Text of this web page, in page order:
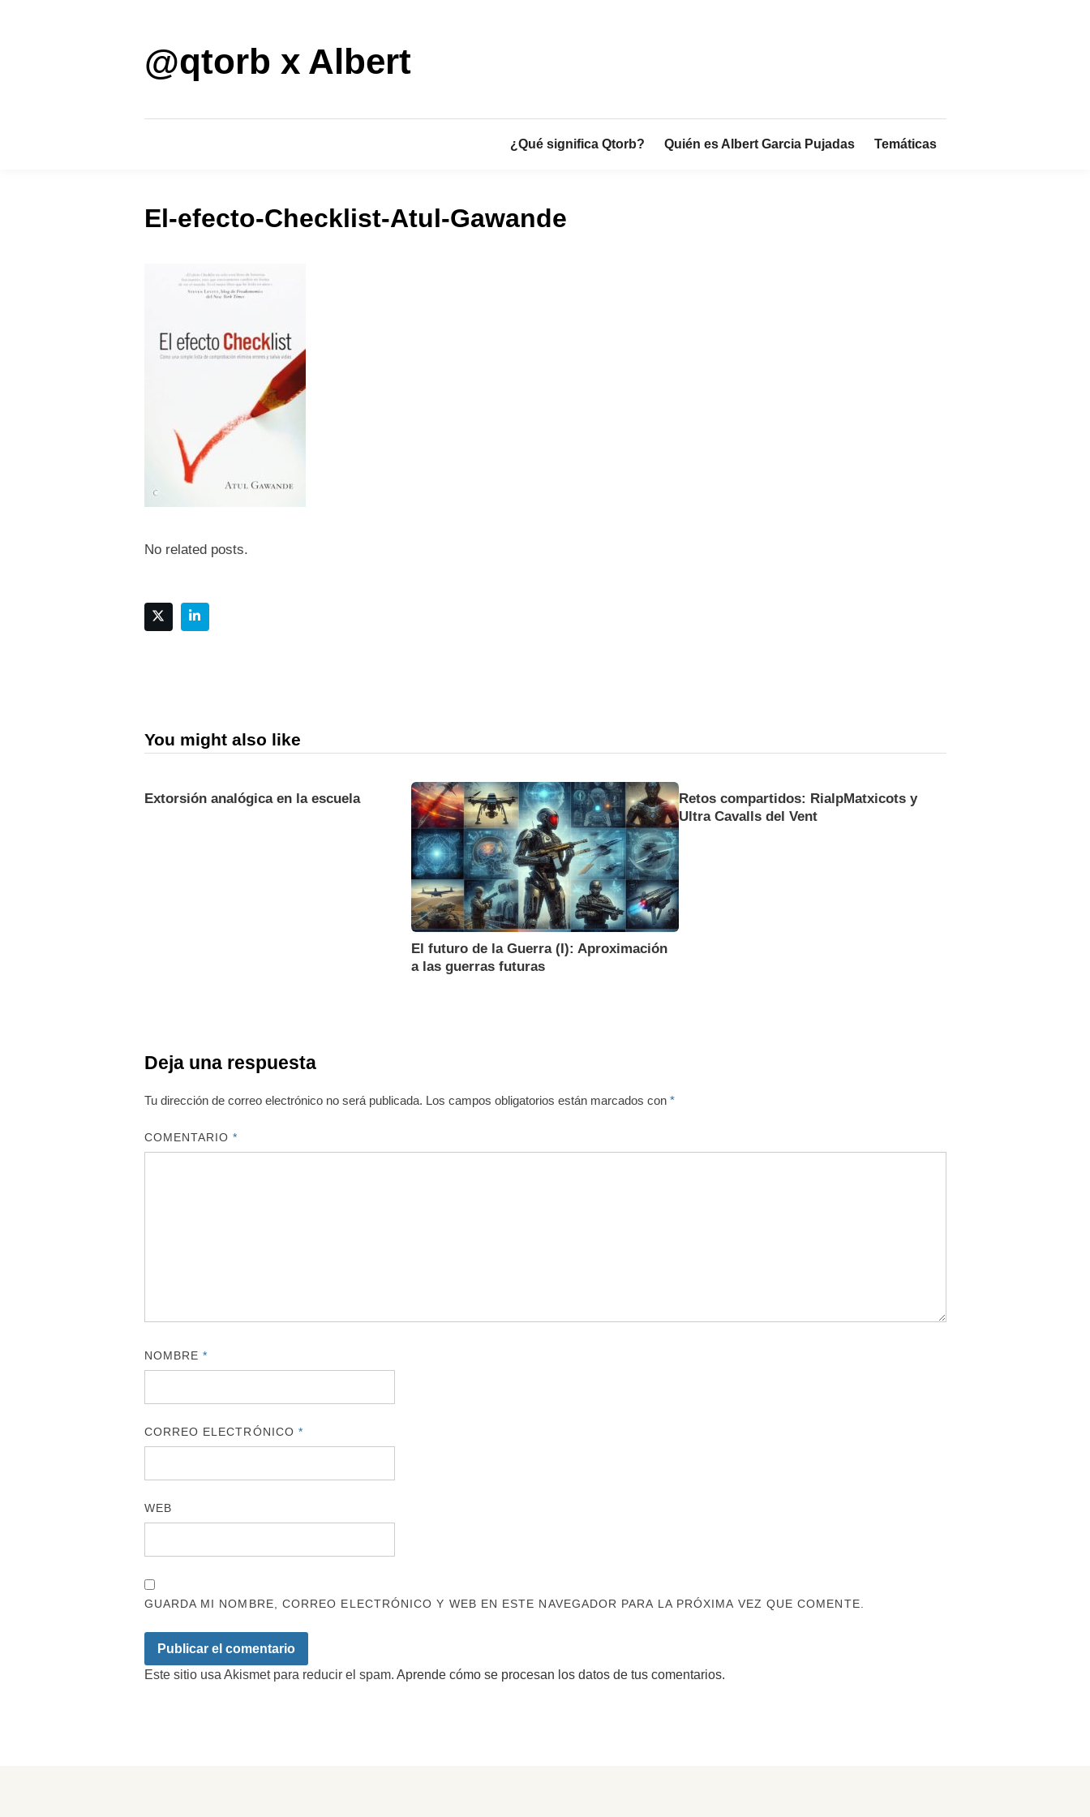
@qtorb x Albert
¿Qué significa Qtorb? Quién es Albert Garcia Pujadas Temáticas
El-efecto-Checklist-Atul-Gawande
No related posts.
You might also like
Extorsión analógica en la escuela
El futuro de la Guerra (I): Aproximación
a las guerras futuras
Retos compartidos: RialpMatxicots y
Ultra Cavalls del Vent
Deja una respuesta
Tu dirección de correo electrónico no será publicada. Los campos obligatorios están marcados con *
COMENTARIO*
NOMBRE*
CORREO ELECTRÓNICO *
WEB
GUARDA MI NOMBRE, CORREO ELECTRÓNICO Y WEB EN ESTE NAVEGADOR PARA LA PRÓXIMA VEZ QUE COMENTE.
Este sitio usa Akismet para reducir el spam. Aprende cómo se procesan los datos de tus comentarios.